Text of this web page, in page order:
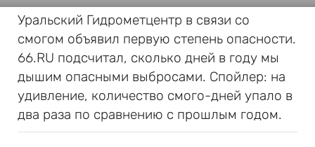
Уральский Гидрометцентр в связи со
смогом объявил первую степень опасности.
66.RU подсчитал, сколько дней в году мы
дышим опасными выбросами. Спойлер: на
удивление, количество смого-дней упало в
два раза по сравнению с прошлым годом.